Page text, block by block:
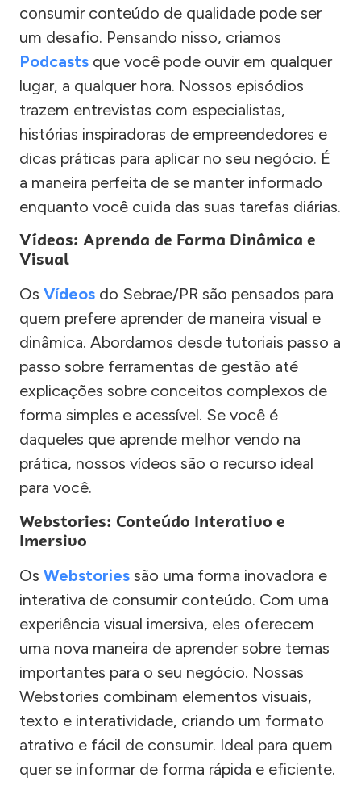
consumir conteúdo de qualidade pode ser
um desafio. Pensando nisso, criamos
Podcasts que você pode ouvir em qualquer
lugar, a qualquer hora. Nossos episódios
trazem entrevistas com especialistas,
histórias inspiradoras de empreendedores e
dicas práticas para aplicar no seu negócio. É
a maneira perfeita de se manter informado
enquanto você cuida das suas tarefas diárias.
Vídeos: Aprenda de Forma Dinâmica e
Visual
Os Vídeos do Sebrae/PR são pensados para
quem prefere aprender de maneira visual e
dinâmica. Abordamos desde tutoriais passo a
passo sobre ferramentas de gestão até
explicações sobre conceitos complexos de
forma simples e acessível. Se você é
daqueles que aprende melhor vendo na
prática, nossos vídeos são o recurso ideal
para você.
Webstories: Conteúdo Interativo e
Imersivo
Os Webstories são uma forma inovadora e
interativa de consumir conteúdo. Com uma
experiência visual imersiva, eles oferecem
uma nova maneira de aprender sobre temas
importantes para o seu negócio. Nossas
Webstories combinam elementos visuais,
texto e interatividade, criando um formato
atrativo e fácil de consumir. Ideal para quem
quer se informar de forma rápida e eficiente.